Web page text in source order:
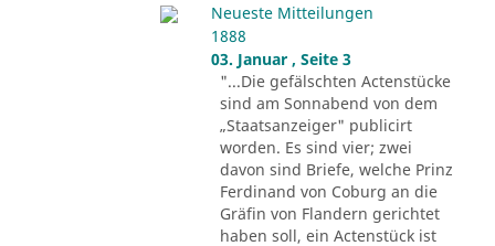
Neueste Mitteilungen
1888
03. Januar , Seite 3
"...Die gefälschten Actenstücke
sind am Sonnabend von dem
„Staatsanzeiger" publicirt
worden. Es sind vier; zwei
davon sind Briefe, welche Prinz
Ferdinand von Coburg an die
Gräfin von Flandern gerichtet
haben soll, ein Actenstück ist